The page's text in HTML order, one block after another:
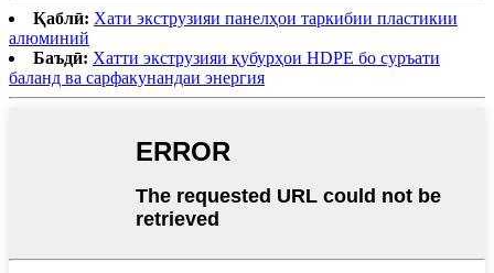
Қаблӣ: Хати экструзияи панелҳои таркибии пластикии
алюминий
Баъдӣ: Хатти экструзияи қубурҳои HDPE бо суръати
баланд ва сарфакунандаи энергия